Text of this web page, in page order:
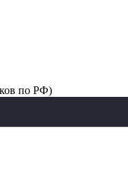
по РФ)